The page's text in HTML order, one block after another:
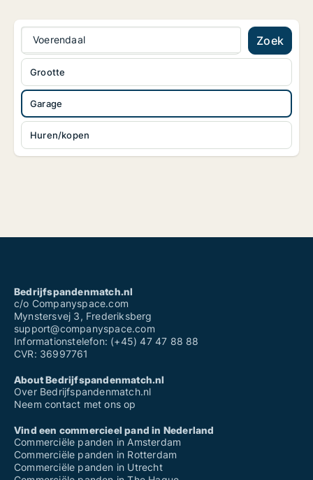
Voerendaal Zoek
Garage
Huren/kopen
Grootte
Bedrijfspandenmatch.nl
c/o Companyspace.com
Mynstersvej 3, Frederiksberg
support@companyspace.com
Informationstelefon: (+45) 47 47 88 88
CVR: 36997761
About Bedrijfspandenmatch.nl
Over Bedrijfspandenmatch.nl
Neem contact met ons op
Vind een commercieel pand in Nederland
Commerciële panden in Amsterdam
Commerciële panden in Rotterdam
Commerciële panden in Utrecht